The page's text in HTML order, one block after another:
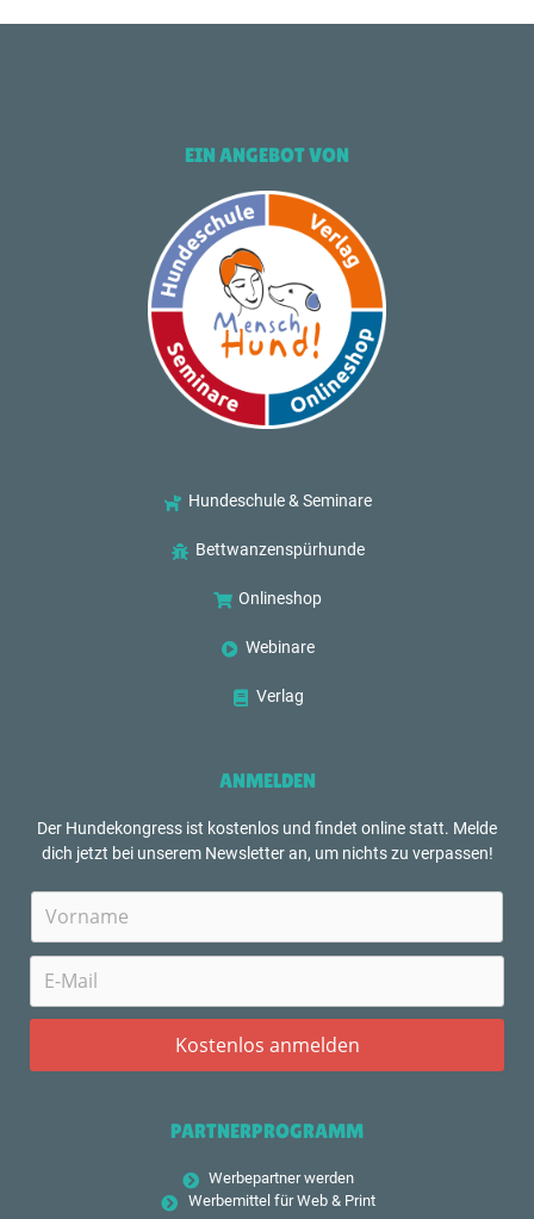
EIN ANGEBOT VON
Hundeschule & Seminare
Bettwanzenspürhunde
Onlineshop
Webinare
Verlag
ANMELDEN
Der Hundekongress ist kostenlos und findet online statt. Melde
dich jetzt bei unserem Newsletter an, um nichts zu verpassen!
PARTNERPROGRAMM
Werbepartner werden
Werbemittel für Web & Print